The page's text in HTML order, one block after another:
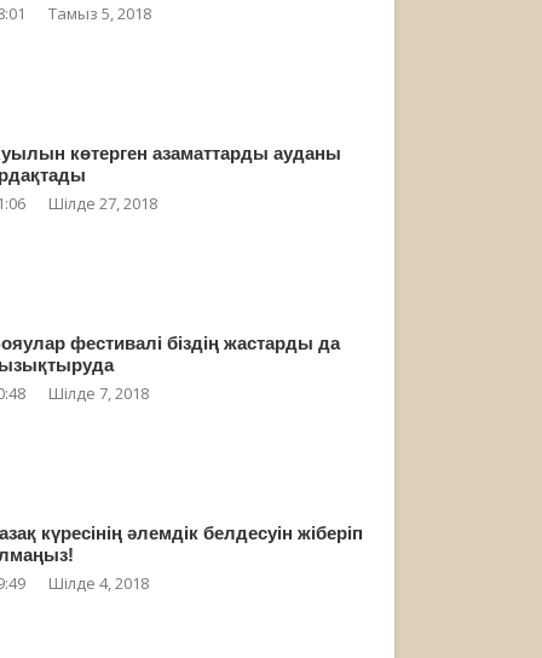
Тамыз 5, 2018
көтерген азаматтарды ауданы
Шілде 27, 2018
фестивалі біздің жастарды да
Шілде 7, 2018
күресінің әлемдік белдесуін жіберіп
Шілде 4, 2018